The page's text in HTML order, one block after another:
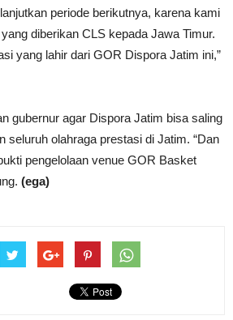
periode berikutnya, karena kami
diberikan CLS kepada Jawa Timur.
yang lahir dari GOR Dispora Jatim ini,”
gubernur agar Dispora Jatim bisa saling
seluruh olahraga prestasi di Jatim. “Dan
pengelolaan venue GOR Basket
(ega)